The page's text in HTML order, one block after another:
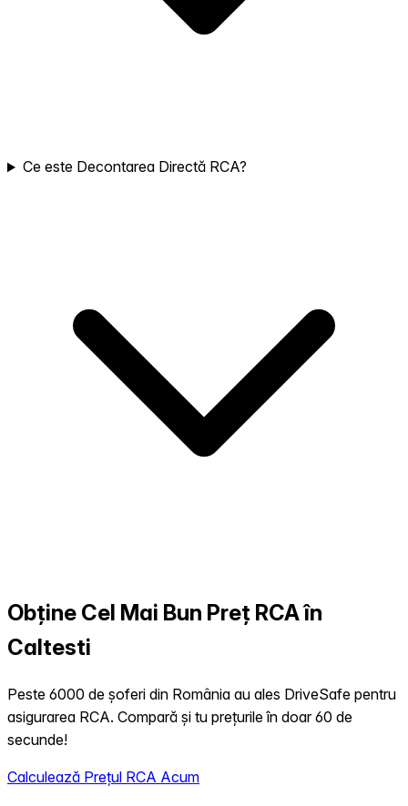
Ce este Decontarea Directă RCA?
Obține Cel Mai Bun Preț RCA în
Caltesti
Peste 6000 de șoferi din România au ales DriveSafe pentru
asigurarea RCA. Compară și tu prețurile în doar 60 de
secunde!
Calculează Prețul RCA Acum